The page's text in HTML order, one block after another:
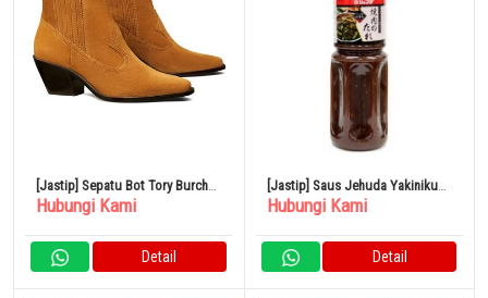
[Jastip] Sepatu Bot Tory Burch
Western Ankle Boots Tory Burch
Hubungi Kami
Detail
[Jastip] Saus Jehuda Yakiniku
Rasa Umami Miso 1L
Hubungi Kami
Detail